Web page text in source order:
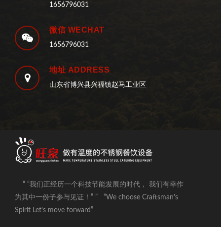
1656796031
微信 WECHAT
1656796031
地址 ADDRESS
山东省博兴县兴福镇赵马工业区
“ “我们正经历一个科技节能发展的时代， 我们有幸作
为其中一份子参与见证！” ” “We choose Craftsman's
Spirit Let's move forward”